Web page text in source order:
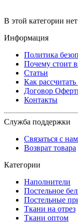
В этой категории
Информация
Политика
Почему стоит
Статьи
Как
Договор
Контакты
Служба поддержки
Связаться с
Возврат товара
Категории
Наполнители
Постельное
Постельные
Ткани на отрез
Ткани оптом